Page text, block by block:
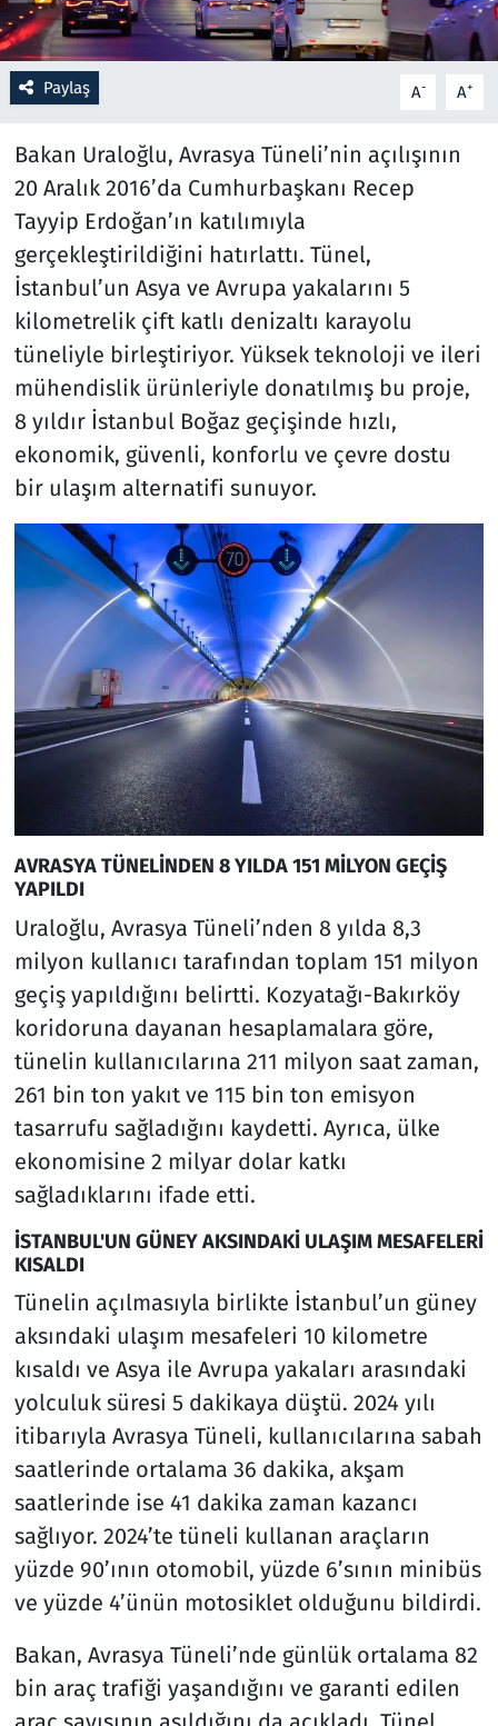
Paylaş A- A+
Bakan Uraloğlu, Avrasya Tüneli’nin açılışının
20 Aralık 2016’da Cumhurbaşkanı Recep
Tayyip Erdoğan’ın katılımıyla
gerçekleştirildiğini hatırlattı. Tünel,
İstanbul’un Asya ve Avrupa yakalarını 5
kilometrelik çift katlı denizaltı karayolu
tüneliyle birleştiriyor. Yüksek teknoloji ve ileri
mühendislik ürünleriyle donatılmış bu proje,
8 yıldır İstanbul Boğaz geçişinde hızlı,
ekonomik, güvenli, konforlu ve çevre dostu
bir ulaşım alternatifi sunuyor.
AVRASYA TÜNELİNDEN 8 YILDA 151 MİLYON GEÇİŞ
YAPILDI
Uraloğlu, Avrasya Tüneli’nden 8 yılda 8,3
milyon kullanıcı tarafından toplam 151 milyon
geçiş yapıldığını belirtti. Kozyatağı-Bakırköy
koridoruna dayanan hesaplamalara göre,
tünelin kullanıcılarına 211 milyon saat zaman,
261 bin ton yakıt ve 115 bin ton emisyon
tasarrufu sağladığını kaydetti. Ayrıca, ülke
ekonomisine 2 milyar dolar katkı
sağladıklarını ifade etti.
İSTANBUL'UN GÜNEY AKSINDAKİ ULAŞIM MESAFELERİ
KISALDI
Tünelin açılmasıyla birlikte İstanbul’un güney
aksındaki ulaşım mesafeleri 10 kilometre
kısaldı ve Asya ile Avrupa yakaları arasındaki
yolculuk süresi 5 dakikaya düştü. 2024 yılı
itibarıyla Avrasya Tüneli, kullanıcılarına sabah
saatlerinde ortalama 36 dakika, akşam
saatlerinde ise 41 dakika zaman kazancı
sağlıyor. 2024’te tüneli kullanan araçların
yüzde 90’ının otomobil, yüzde 6’sının minibüs
ve yüzde 4’ünün motosiklet olduğunu bildirdi.
Bakan, Avrasya Tüneli’nde günlük ortalama 82
bin araç trafiği yaşandığını ve garanti edilen
Seçim 2023
Spor
Televizyon